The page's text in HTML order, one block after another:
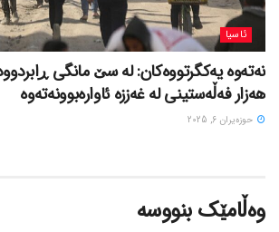
ئاسیا
هەزار فەڵەستینی لە غەززە ئاوارەبوونەتەوە
حوزه‌یران 6, 2025
وەڵامێک بنووسە